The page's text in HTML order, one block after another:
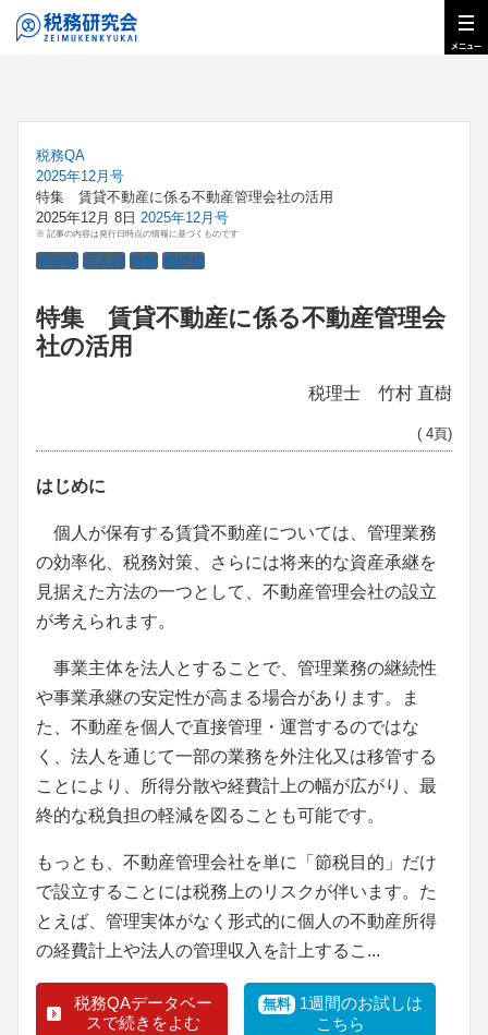
税務QA
2025年12月号
特集 賃貸不動産に係る不動産管理会社の活用
2025年12月 8日 2025年12月号
※ 記事の内容は発行日時点の情報に基づくものです
所得税 法人税 特集 相続税
特集 賃貸不動産に係る不動産管理会
社の活用
税理士 竹村 直樹
( 4頁)
はじめに
個人が保有する賃貸不動産については、管理業務
の効率化、税務対策、さらには将来的な資産承継を
見据えた方法の一つとして、不動産管理会社の設立
が考えられます。
事業主体を法人とすることで、管理業務の継続性
や事業承継の安定性が高まる場合があります。ま
た、不動産を個人で直接管理・運営するのではな
く、法人を通じて一部の業務を外注化又は移管する
ことにより、所得分散や経費計上の幅が広がり、最
終的な税負担の軽減を図ることも可能です。
もっとも、不動産管理会社を単に「節税目的」だけ
で設立することには税務上のリスクが伴います。た
とえば、管理実体がなく形式的に個人の不動産所得
の経費計上や法人の管理収入を計上するこ...
税務QAデータベー
スで続きをよむ
無料 1週間のお試しは
こちら